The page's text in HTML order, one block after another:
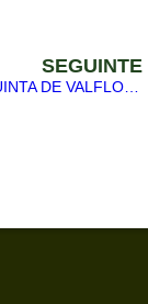
SEGUINTE
ZONA ESPECIAL DE PROTECÇÃO DA QUINTA DE VALFLORES